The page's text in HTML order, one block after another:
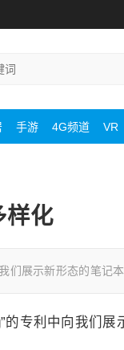
手游 4G频道 VR
样化
们展示新形态的笔记本
的专利中向我们展